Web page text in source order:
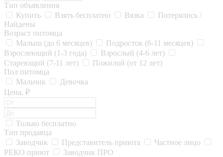
Тип объявления
Купить
Взять бесплатно Вязка
Потерялись /
Найдены
Возраст питомца
Малыш (до 6 месяцев)
Подросток (6-11 месяцев)
Взрослеющий (1-3 года)
Взрослый (4-6 лет)
Стареющий (7-11 лет)
Пожилой (от 12 лет)
Пол питомца
Мальчик
Девочка
Цена, ₽
Только бесплатно
Тип продавца
Заводчик
Представитель приюта
Частное лицо
РЕКО приют
Заводчик ПРО